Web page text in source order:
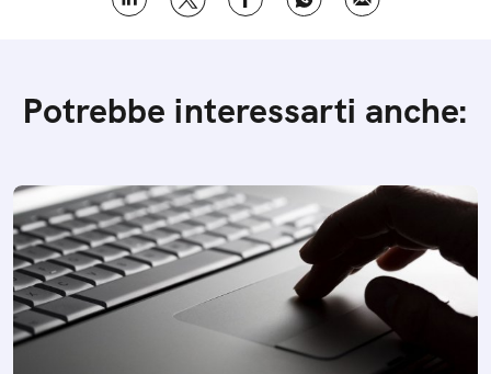
Potrebbe interessarti anche: